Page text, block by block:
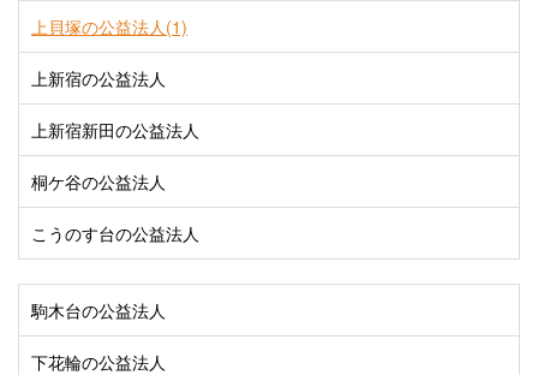
上貝塚の公益法人(1)
上新宿の公益法人
上新宿新田の公益法人
桐ケ谷の公益法人
こうのす台の公益法人
駒木台の公益法人
下花輪の公益法人